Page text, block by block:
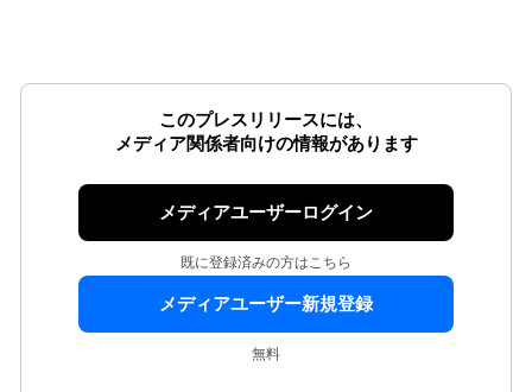
このプレスリリースには、
メディア関係者向けの情報があります
メディアユーザーログイン
既に登録済みの方はこちら
メディアユーザー新規登録
無料